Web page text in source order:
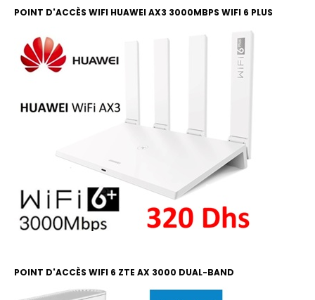
POINT D'ACCÈS WIFI HUAWEI AX3 3000MBPS WIFI 6 PLUS
POINT D'ACCÈS WIFI 6 ZTE AX 3000 DUAL-BAND